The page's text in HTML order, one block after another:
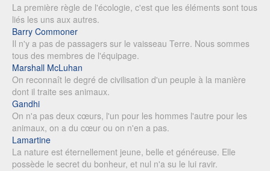
La première règle de l'écologie, c'est que les éléments sont tous
liés les uns aux autres.
Barry Commoner
Il n'y a pas de passagers sur le vaisseau Terre. Nous sommes
tous des membres de l'équipage.
Marshall McLuhan
On reconnaît le degré de civilisation d'un peuple à la manière
dont il traite ses animaux.
Gandhi
On n'a pas deux cœurs, l'un pour les hommes l'autre pour les
animaux, on a du cœur ou on n'en a pas.
Lamartine
La nature est éternellement jeune, belle et généreuse. Elle
possède le secret du bonheur, et nul n'a su le lui ravir.